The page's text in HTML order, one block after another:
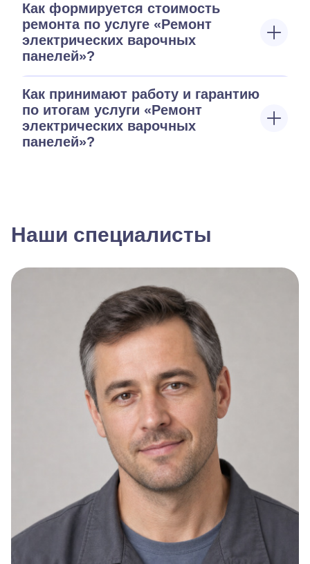
Как формируется стоимость
ремонта по услуге «Ремонт
электрических варочных
панелей»?
Как принимают работу и гарантию
по итогам услуги «Ремонт
электрических варочных
панелей»?
Наши специалисты